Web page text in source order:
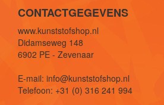
CONTACTGEGEVENS
www.kunststofshop.nl
Didamseweg 148
6902 PE - Zevenaar
E-mail: info@kunststofshop.nl
Telefoon: +31 (0) 316 241 994